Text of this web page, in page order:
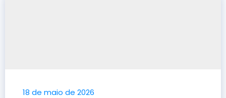
18 de maio de 2026